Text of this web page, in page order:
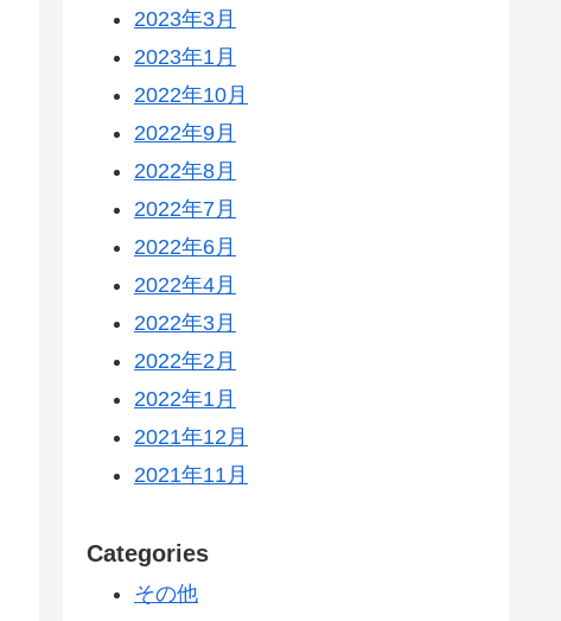
2023年3月
2023年1月
2022年10月
2022年9月
2022年8月
2022年7月
2022年6月
2022年4月
2022年3月
2022年2月
2022年1月
2021年12月
2021年11月
Categories
その他